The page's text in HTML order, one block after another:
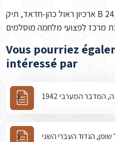
ארכיון ראול כהן-חדאד, תיק B 24, עמודים 341-342 , בנושא
מרכז לפצועי מלחמה מוסלמים
Vous pourriez
intéressé par
שומן, הגדוד העברי השני